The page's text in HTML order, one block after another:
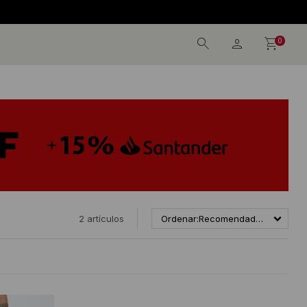
0
2 artículos Recomendados